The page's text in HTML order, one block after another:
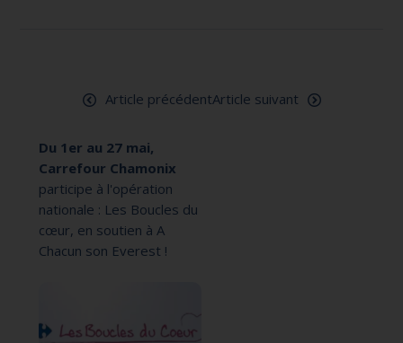
Article précédentArticle suivant
Du 1er au 27 mai,
Carrefour Chamonix
participe à l'opération
nationale : Les Boucles du
cœur, en soutien à A
Chacun son Everest !